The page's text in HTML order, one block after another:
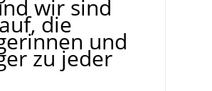
wir sind
die
und
zu jeder